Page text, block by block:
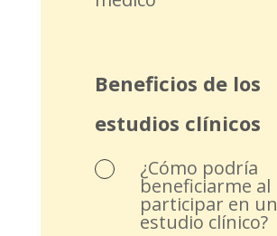
Beneficios de los
estudios clínicos
¿Cómo podría
beneficiarme al
participar en un
estudio clínico?